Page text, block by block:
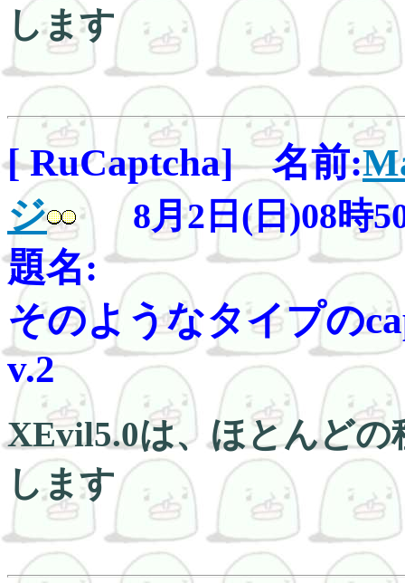
します
[ RuCaptcha] 名前:
ジ
8月2日(日)08時
題名:
そのようなタイプの
v.2
XEvil5.0は、ほとんどの
します